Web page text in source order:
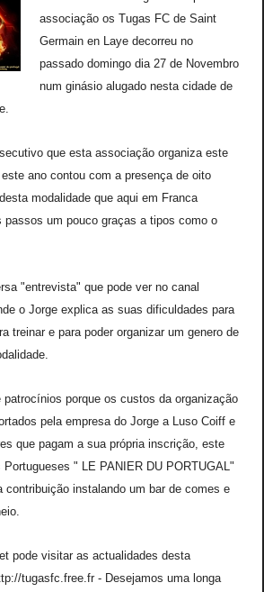
associação os Tugas FC de Saint
Germain en Laye decorreu no
passado domingo dia 27 de Novembro
num ginásio alugado nesta cidade de
que esta associação organiza este
ano contou com a presença de oito
modalidade que aqui em Franca
passos um pouco graças a tipos como o
"entrevista" que pode ver no canal
o Jorge explica as suas dificuldades para
treinar e para poder organizar um genero de
porque os custos da organização
pela empresa do Jorge a Luso Coiff e
que pagam a sua própria inscrição, este
" LE PANIER DU PORTUGAL"
contribuição instalando um bar de comes e
pode visitar as actualidades desta
tugasfc.free.fr - Desejamos uma longa